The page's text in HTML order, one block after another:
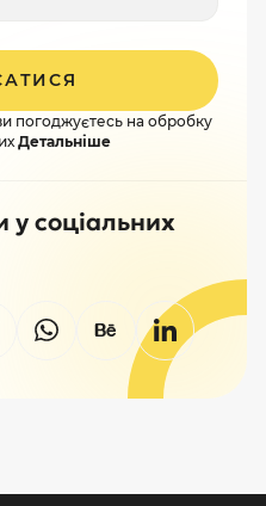
погоджуєтесь на обробку
Детальніше
у соціальних